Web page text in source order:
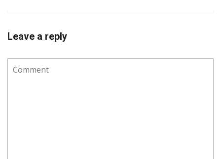
Leave a reply